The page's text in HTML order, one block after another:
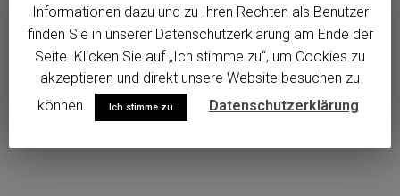
READ MORE
Informationen dazu und zu Ihren Rechten als Benutzer
finden Sie in unserer Datenschutzerklärung am Ende der
Seite. Klicken Sie auf „Ich stimme zu“, um Cookies zu
akzeptieren und direkt unsere Website besuchen zu
können.
Ich stimme zu Datenschutzerklärung